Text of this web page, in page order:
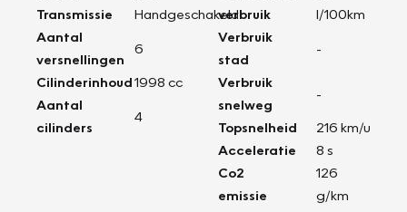
Transmissie
Handgeschakeld
Aantal
versnellingen
6
Cilinderinhoud1998 cc
Aantal
cilinders
4
verbruik
l/100km
Verbruik
stad
-
Verbruik
snelweg
-
Topsnelheid
216 km/u
Acceleratie
8 s
Co2
emissie
126
g/km